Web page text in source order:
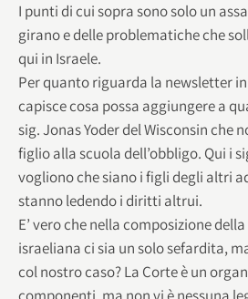
I punti di cui sopra sono solo un
girano e delle problematiche che
qui in Israele.
Per quanto riguarda la newsletter
capisce cosa possa aggiungere a
sig. Jonas Yoder del Wisconsin che
figlio alla scuola dell’obbligo. Qui i
vogliono che siano i figli degli altri
stanno ledendo i diritti altrui.
E’ vero che nella composizione
israeliana ci sia un solo sefardita,
col nostro caso? La Corte è un
componenti, ma non vi è nessuna